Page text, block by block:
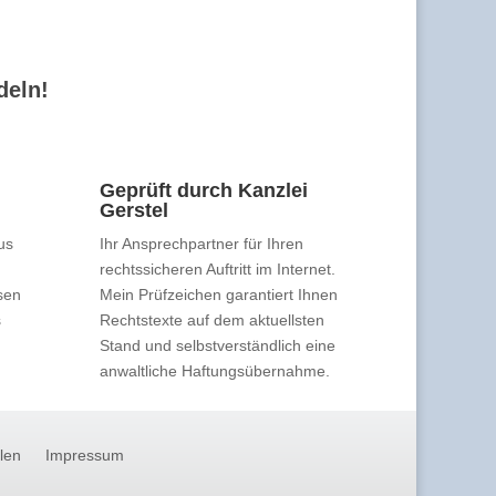
Geprüft durch Kanzlei
Gerstel
Ihr Ansprechpartner für Ihren
rechtssicheren Auftritt im Internet.
Mein Prüfzeichen garantiert Ihnen
Rechtstexte auf dem aktuellsten
Stand und selbstverständlich eine
anwaltliche Haftungsübernahme.
Impressum